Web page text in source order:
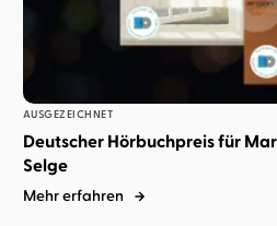
AUSGEZEICHNET
Deutscher Hörbuchpreis für
Selge
Mehr erfahren